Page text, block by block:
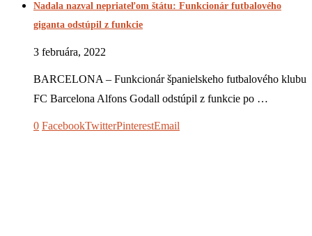
Nadala nazval nepriateľom štátu: Funkcionár futbalového
giganta odstúpil z funkcie
3 februára, 2022
BARCELONA – Funkcionár španielskeho futbalového klubu
FC Barcelona Alfons Godall odstúpil z funkcie po …
0 FacebookTwitterPinterestEmail